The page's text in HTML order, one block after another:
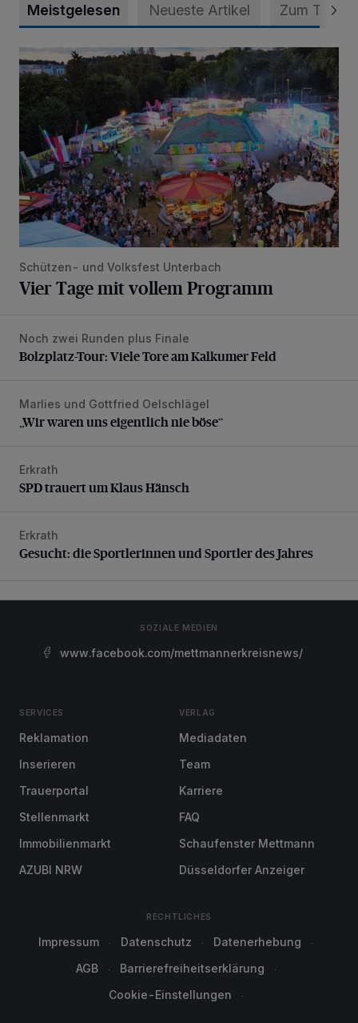
Meistgelesen Neueste Artikel Zum Thema
Vier Tage mit vollem Programm
Schützen- und Volksfest Unterbach
Vier Tage mit vollem Programm
Bolzplatz-Tour: Viele Tore am Kalkumer Feld
Noch zwei Runden plus Finale
Bolzplatz-Tour: Viele Tore am Kalkumer Feld
„Wir waren uns eigentlich nie böse“
Marlies und Gottfried Oelschlägel
„Wir waren uns eigentlich nie böse“
SPD trauert um Klaus Hänsch
Erkrath
SPD trauert um Klaus Hänsch
Gesucht: die Sportlerinnen und Sportler des Jahres
Erkrath
Gesucht: die Sportlerinnen und Sportler des Jahres
SOZIALE MEDIEN
www.facebook.com/mettmannerkreisnews/
SERVICES
Reklamation
Inserieren
Trauerportal
Stellenmarkt
Immobilienmarkt
AZUBI NRW
VERLAG
Mediadaten
Team
Karriere
FAQ
Schaufenster Mettmann
Düsseldorfer Anzeiger
RECHTLICHES
Impressum Datenschutz
Datenerhebung
AGB
Barrierefreiheitserklärung
Cookie-Einstellungen